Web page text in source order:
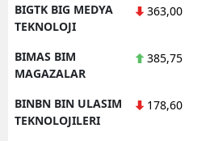
BIGTK BIG MEDYA
TEKNOLOJI
363,00
BIMAS BIM
MAGAZALAR
385,75
BINBN BIN ULASIM
TEKNOLOJILERI
178,60